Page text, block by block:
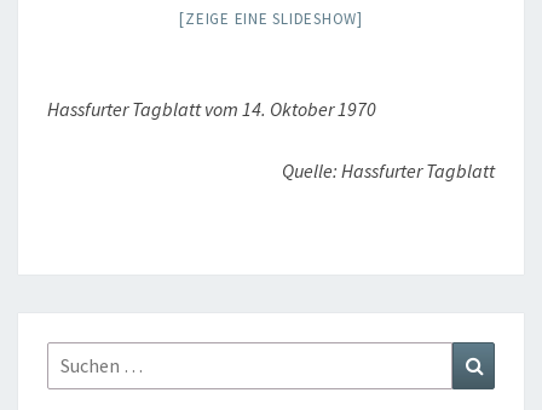
[ZEIGE EINE SLIDESHOW]
Hassfurter Tagblatt vom 14. Oktober 1970
Quelle: Hassfurter Tagblatt
Suchen
nach: